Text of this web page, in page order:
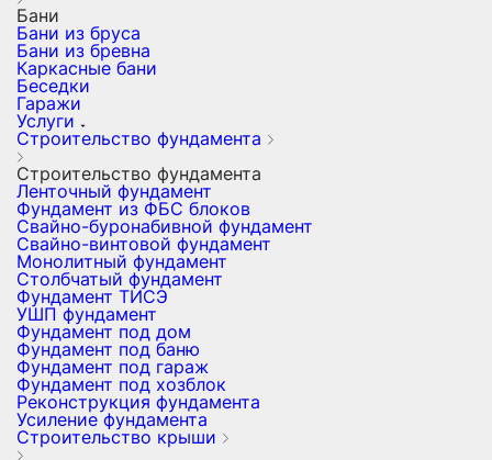
Бани
Бани из бруса
Бани из бревна
Каркасные бани
Беседки
Гаражи
Услуги
Строительство фундамента
Строительство фундамента
Ленточный фундамент
Фундамент из ФБС блоков
Свайно-буронабивной фундамент
Свайно-винтовой фундамент
Монолитный фундамент
Столбчатый фундамент
Фундамент ТИСЭ
УШП фундамент
Фундамент под дом
Фундамент под баню
Фундамент под гараж
Фундамент под хозблок
Реконструкция фундамента
Усиление фундамента
Строительство крыши